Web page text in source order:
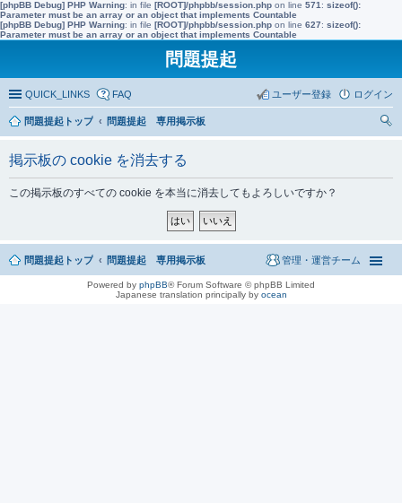
[phpBB Debug] PHP Warning: in file [ROOT]/phpbb/session.php on line 571 : sizeof():
Parameter must be an array or an object that implements Countable
[phpBB Debug] PHP Warning: in file [ROOT]/phpbb/session.php on line 627: sizeof():
Parameter must be an array or an object that implements Countable
問題提起
QUICK_LINKS FAQ ログイン
ユーザー登録
問題提起トップ
問題提起 専用掲示板
掲示板の cookie を消去する
この掲示板のすべての cookie を本当に消去してもよろしいですか？
問題提起トップ 問題提起 専用掲示板 管理・運営チーム
Powered by phpBB® Forum Software © phpBB Limited
Japanese translation principally by ocean